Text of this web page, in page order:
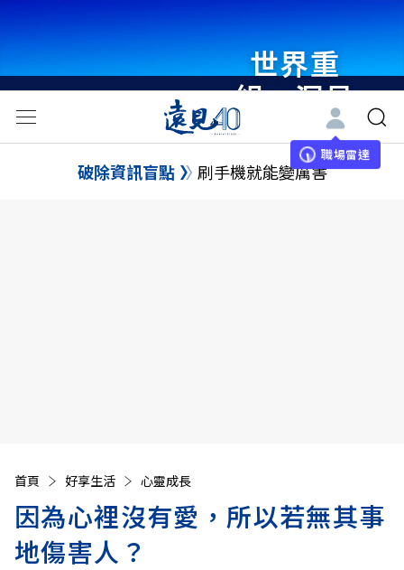
世界重
組・洞見
未來 與
世界領袖
職場雷達
破除資訊盲點 刷手機就能變厲害
首頁 好享生活 心靈成長
因為心裡沒有愛，所以若無其事
地傷害人？